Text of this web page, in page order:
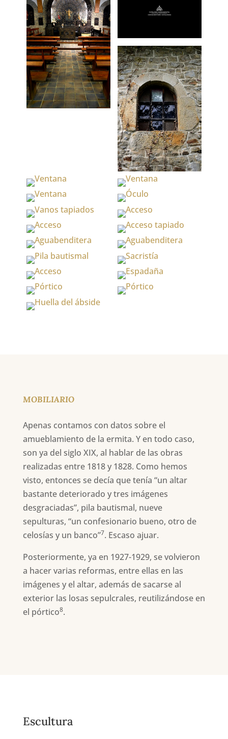
MOBILIARIO
Apenas contamos con datos sobre el
amueblamiento de la ermita. Y en todo caso,
son ya del siglo XIX, al hablar de las obras
realizadas entre 1818 y 1828. Como hemos
visto, entonces se decía que tenía “un altar
bastante deteriorado y tres imágenes
desgraciadas”, pila bautismal, nueve
sepulturas, “un confesionario bueno, otro de
celosías y un banco”7. Escaso ajuar.
Posteriormente, ya en 1927-1929, se volvieron
a hacer varias reformas, entre ellas en las
imágenes y el altar, además de sacarse al
exterior las losas sepulcrales, reutilizándose en
el pórtico8.
Escultura